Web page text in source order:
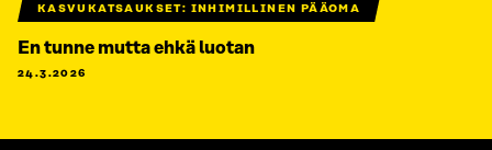
KASVUKATSAUKSET: INHIMILLINEN PÄÄOMA
En tunne mutta ehkä luotan
24.3.2026